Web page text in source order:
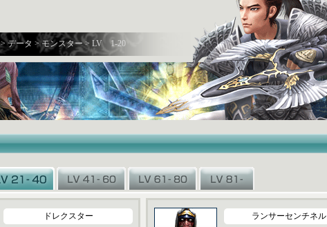
データ > モンスター > LV 1-20
ドレクスター ランサーセンチネル